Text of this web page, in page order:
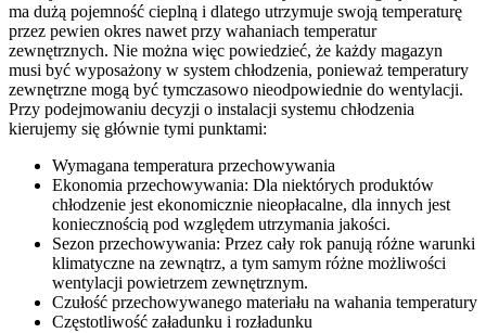
ma dużą pojemność cieplną i dlatego utrzymuje swoją temperaturę
przez pewien okres nawet przy wahaniach temperatur
zewnętrznych. Nie można więc powiedzieć, że każdy magazyn
musi być wyposażony w system chłodzenia, ponieważ temperatury
zewnętrzne mogą być tymczasowo nieodpowiednie do wentylacji.
Przy podejmowaniu decyzji o instalacji systemu chłodzenia
kierujemy się głównie tymi punktami:
Wymagana temperatura przechowywania
Ekonomia przechowywania: Dla niektórych produktów
chłodzenie jest ekonomicznie nieopłacalne, dla innych jest
koniecznością pod względem utrzymania jakości.
Sezon przechowywania: Przez cały rok panują różne warunki
klimatyczne na zewnątrz, a tym samym różne możliwości
wentylacji powietrzem zewnętrznym.
Czułość przechowywanego materiału na wahania temperatury
Częstotliwość załadunku i rozładunku